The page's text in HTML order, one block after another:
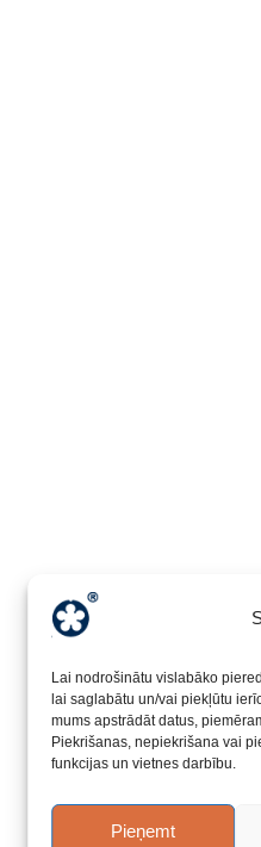
Lai nodrošinātu vislabāko
lai saglabātu un/vai piekļūtu
mums apstrādāt datus,
Piekrišanas, nepiekrišana vai
funkcijas un vietnes darbību.
Pieņemt